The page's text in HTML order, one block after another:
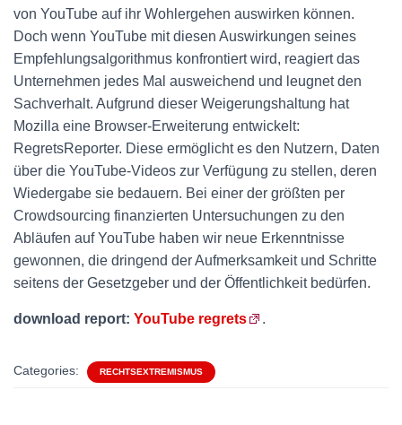
von YouTube auf ihr Wohlergehen auswirken können.
Doch wenn YouTube mit diesen Auswirkungen seines
Empfehlungsalgorithmus konfrontiert wird, reagiert das
Unternehmen jedes Mal ausweichend und leugnet den
Sachverhalt. Aufgrund dieser Weigerungshaltung hat
Mozilla eine Browser-Erweiterung entwickelt:
RegretsReporter. Diese ermöglicht es den Nutzern, Daten
über die YouTube-Videos zur Verfügung zu stellen, deren
Wiedergabe sie bedauern. Bei einer der größten per
Crowdsourcing finanzierten Untersuchungen zu den
Abläufen auf YouTube haben wir neue Erkenntnisse
gewonnen, die dringend der Aufmerksamkeit und Schritte
seitens der Gesetzgeber und der Öffentlichkeit bedürfen.
download report: YouTube regrets .
Categories: RECHTSEXTREMISMUS